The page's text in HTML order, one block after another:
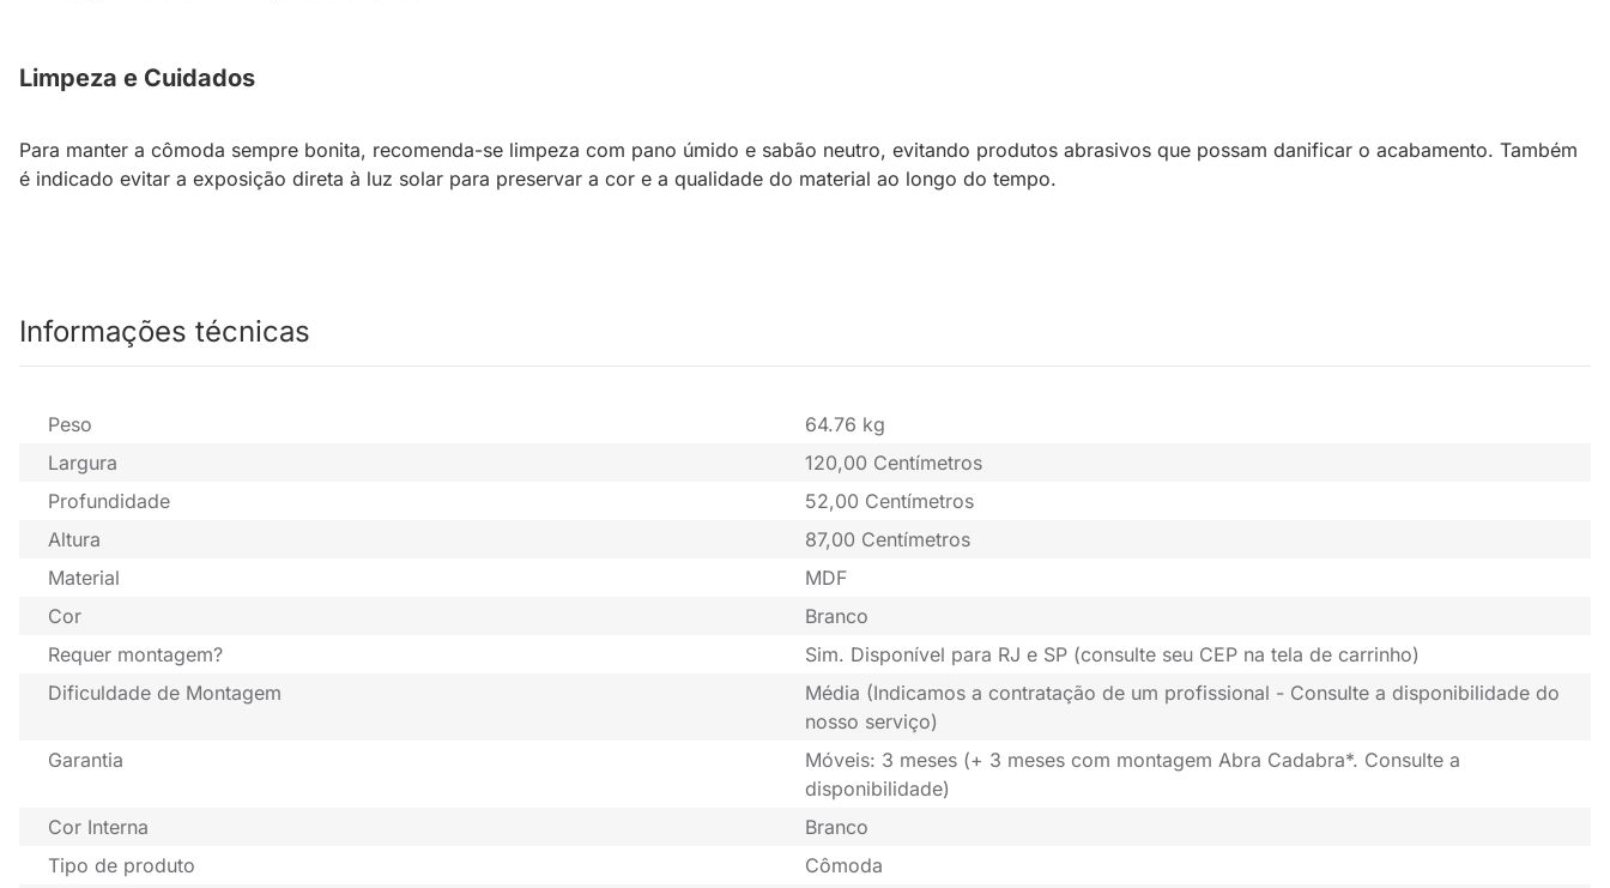
Limpeza e Cuidados
Para manter a cômoda sempre bonita, recomenda-se limpeza com pano úmido e sabão neutro, evitando produtos abrasivos que possam danificar o acabamento. Também
é indicado evitar a exposição direta à luz solar para preservar a cor e a qualidade do material ao longo do tempo.
Informações técnicas
Peso
64.76 kg
Largura
120,00 Centímetros
Profundidade
52,00 Centímetros
Altura
87,00 Centímetros
Material
MDF
Cor
Branco
Requer montagem?
Sim. Disponível para RJ e SP (consulte seu CEP na tela de carrinho)
Dificuldade de Montagem
Média (Indicamos a contratação de um profissional - Consulte a disponibilidade do
nosso serviço)
Garantia
Móveis: 3 meses (+ 3 meses com montagem Abra Cadabra*. Consulte a
disponibilidade)
Cor Interna
Branco
Tipo de produto
Cômoda